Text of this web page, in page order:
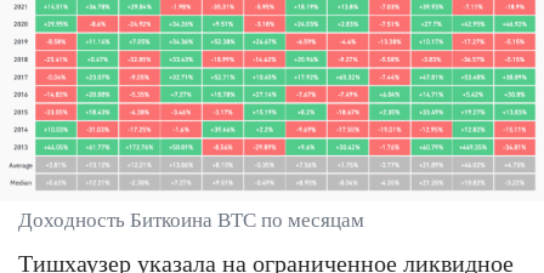
Доходность Биткоина BTC по месяцам
Тишхаузер указала на ограниченное ликвидное